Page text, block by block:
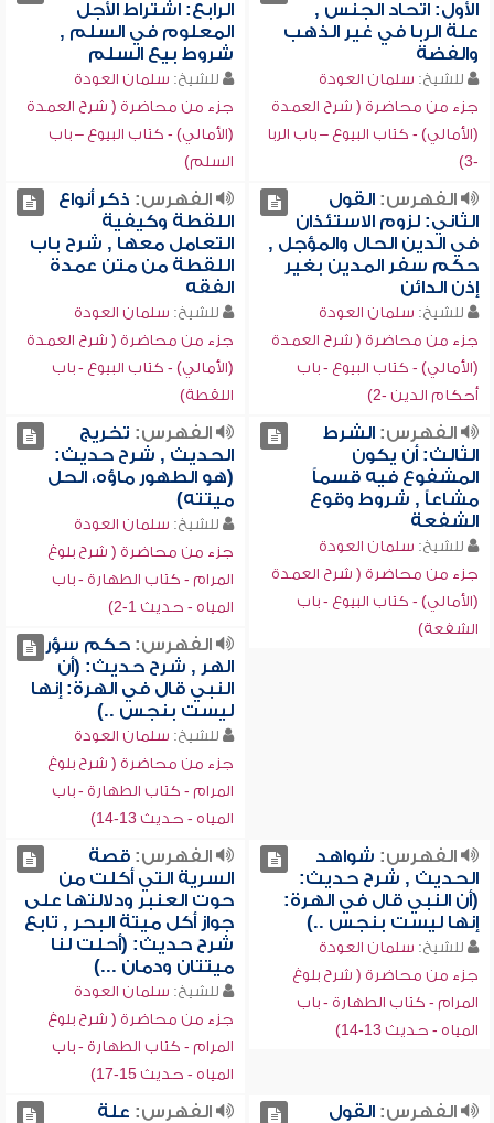
الأول: اتحاد الجنس ,
علة الربا في غير الذهب
والفضة
للشيخ: سلمان العودة
جزء من محاضرة ( شرح العمدة
(الأمالي) - كتاب البيوع – باب الربا
-3)
الرابع: اشتراط الأجل
المعلوم في السلم ,
شروط بيع السلم
للشيخ: سلمان العودة
جزء من محاضرة ( شرح العمدة
(الأمالي) - كتاب البيوع – باب
السلم)
الفهرس:القول
الثاني: لزوم الاستئذان
في الدين الحال والمؤجل ,
حكم سفر المدين بغير
إذن الدائن
للشيخ: سلمان العودة
جزء من محاضرة ( شرح العمدة
(الأمالي) - كتاب البيوع - باب
أحكام الدين -2)
الفهرس: ذكر أنواع
اللقطة وكيفية
التعامل معها , شرح باب
اللقطة من متن عمدة
الفقه
للشيخ: سلمان العودة
جزء من محاضرة ( شرح العمدة
(الأمالي) - كتاب البيوع - باب
اللقطة)
الفهرس:الشرط
الثالث: أن يكون
المشفوع فيه قسماً
مشاعاً , شروط وقوع
الشفعة
للشيخ: سلمان العودة
جزء من محاضرة ( شرح العمدة
(الأمالي) - كتاب البيوع - باب
الشفعة)
الفهرس: تخريج
الحديث , شرح حديث:
(هو الطهور ماؤه، الحل
ميتته)
للشيخ: سلمان العودة
جزء من محاضرة ( شرح بلوغ
المرام - كتاب الطهارة - باب
المياه - حديث 1-2)
الفهرس:حكم سؤر
الهر , شرح حديث: (أن
النبي قال في الهرة: إنها
ليست بنجس ..)
للشيخ: سلمان العودة
جزء من محاضرة ( شرح بلوغ
المرام - كتاب الطهارة - باب
المياه - حديث 13-14)
الفهرس: شواهد
الحديث , شرح حديث:
(أن النبي قال في الهرة:
إنها ليست بنجس ..)
للشيخ: سلمان العودة
جزء من محاضرة ( شرح بلوغ
المرام - كتاب الطهارة - باب
المياه - حديث 13-14)
الفهرس:قصة
السرية التي أكلت من
حوت العنبر ودلالتها على
جواز أكل ميتة البحر , تابع
شرح حديث: (أحلت لنا
ميتتان ودمان ...)
للشيخ: سلمان العودة
جزء من محاضرة ( شرح بلوغ
المرام - كتاب الطهارة - باب
المياه - حديث 15-17)
الفهرس:القول
الفهرس: علة